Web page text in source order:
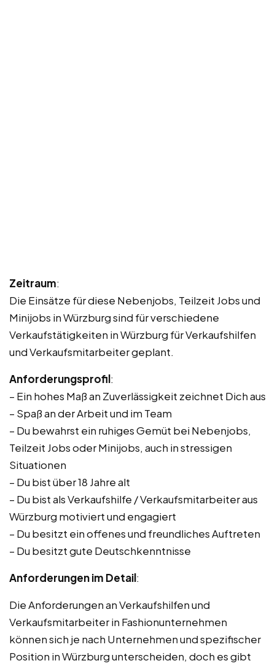
Zeitraum:
Die Einsätze für diese Nebenjobs, Teilzeit Jobs und
Minijobs in Würzburg sind für verschiedene
Verkaufstätigkeiten in Würzburg für Verkaufshilfen
und Verkaufsmitarbeiter geplant.
Anforderungsprofil:
– Ein hohes Maß an Zuverlässigkeit zeichnet Dich aus
– Spaß an der Arbeit und im Team
– Du bewahrst ein ruhiges Gemüt bei Nebenjobs,
Teilzeit Jobs oder Minijobs, auch in stressigen
Situationen
– Du bist über 18 Jahre alt
– Du bist als Verkaufshilfe / Verkaufsmitarbeiter aus
Würzburg motiviert und engagiert
– Du besitzt ein offenes und freundliches Auftreten
– Du besitzt gute Deutschkenntnisse
Anforderungen im Detail:
Die Anforderungen an Verkaufshilfen und
Verkaufsmitarbeiter in Fashionunternehmen
können sich je nach Unternehmen und spezifischer
Position in Würzburg unterscheiden, doch es gibt